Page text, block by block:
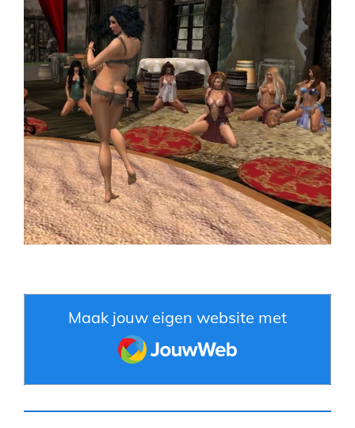
Maak jouw eigen website met
JouwWeb